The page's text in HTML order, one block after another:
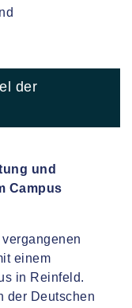
der
und
Campus
einem
in Reinfeld.
der Deutschen